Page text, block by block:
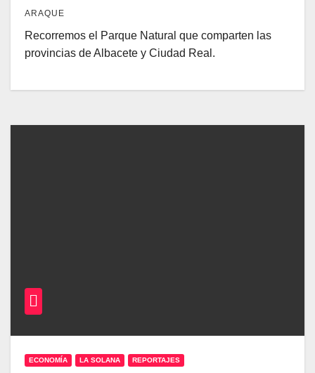
ARAQUE
Recorremos el Parque Natural que comparten las
provincias de Albacete y Ciudad Real.
ECONOMÍA LA SOLANA REPORTAJES